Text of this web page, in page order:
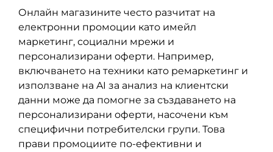
Онлайн магазините често разчитат на
електронни промоции като имейл
маркетинг, социални мрежи и
персонализирани оферти. Например,
включването на техники като ремаркетинг и
използване на AI за анализ на клиентски
данни може да помогне за създаването на
персонализирани оферти, насочени към
специфични потребителски групи. Това
прави промоциите по-ефективни и